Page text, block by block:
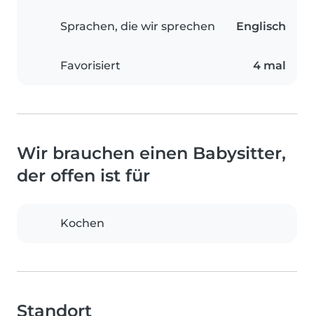
Sprachen, die wir sprechen Englisch
Favorisiert 4 mal
Wir brauchen einen Babysitter,
der offen ist für
Kochen
Standort